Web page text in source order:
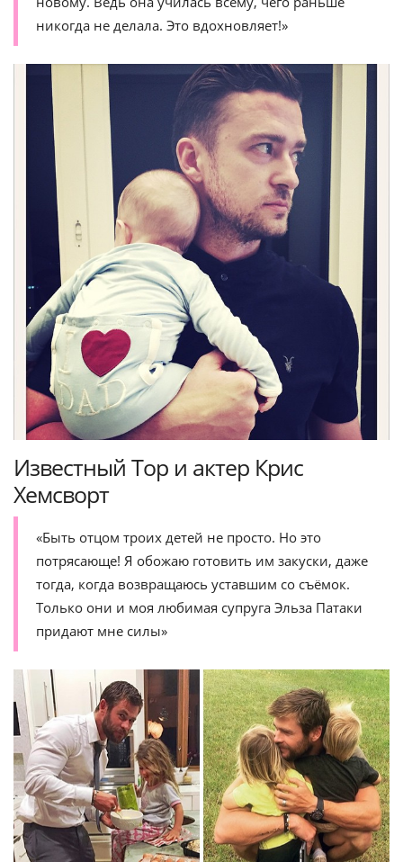
никогда не делала. Это вдохновляет!»
Известный Тор и актер Крис
Хемсворт
«Быть отцом троих детей не просто. Но это
потрясающе! Я обожаю готовить им закуски, даже
тогда, когда возвращаюсь уставшим со съёмок.
Только они и моя любимая супруга Эльза Патаки
придают мне силы»